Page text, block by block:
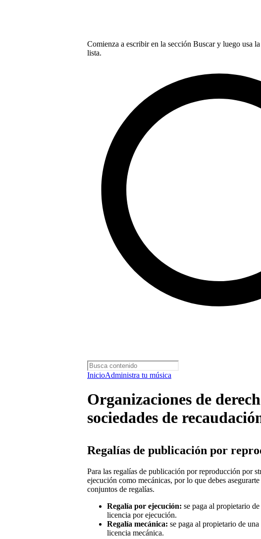
Comienza a escribir en la sección Buscar y luego usa
lista.
InicioAdministra tu música
Organizaciones de
sociedades de
Regalías de publicación por
Para las regalías de publicación por reproducción por
ejecución como mecánicas, por lo que debes
conjuntos de regalías.
Regalía por ejecución: se paga al propietario
licencia por ejecución.
Regalía mecánica: se paga al propietario de
licencia mecánica.